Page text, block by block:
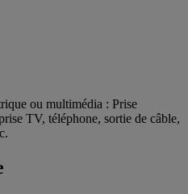
ou multimédia : Prise
TV, téléphone, sortie de câble,